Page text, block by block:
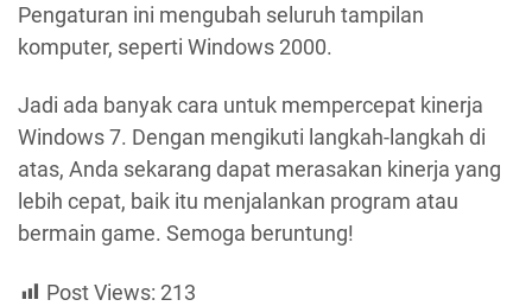
Pengaturan ini mengubah seluruh tampilan
komputer, seperti Windows 2000.
Jadi ada banyak cara untuk mempercepat kinerja
Windows 7. Dengan mengikuti langkah-langkah di
atas, Anda sekarang dapat merasakan kinerja yang
lebih cepat, baik itu menjalankan program atau
bermain game. Semoga beruntung!
Post Views: 213